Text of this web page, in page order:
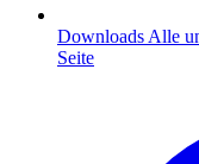
Downloads Alle
Seite